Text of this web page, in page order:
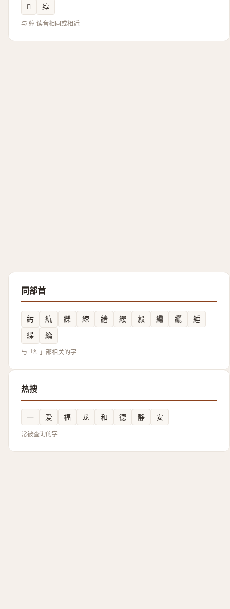
𥚠
𬘯
与 綧 读音相同或相近
同部首
䊸 䋁 纅 綀 繬 縷 縠 纁 纚
綞
緤
繑
与「糹」部相关的字
热搜
一 爱 福 龙 和 德 静 安
常被查询的字